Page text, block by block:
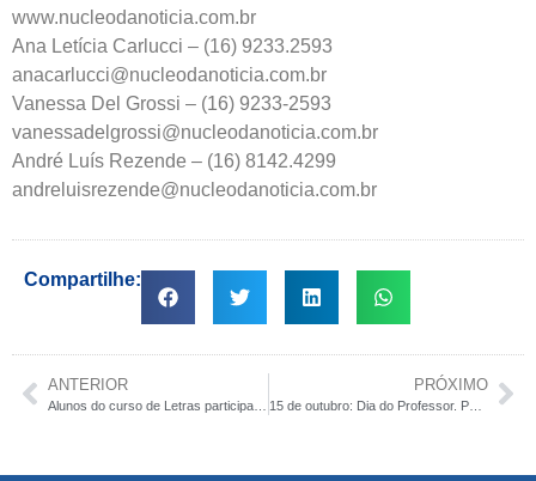
www.nucleodanoticia.com.br
Ana Letícia Carlucci – (16) 9233.2593
anacarlucci@nucleodanoticia.com.br
Vanessa Del Grossi – (16) 9233-2593
vanessadelgrossi@nucleodanoticia.com.br
André Luís Rezende – (16) 8142.4299
andreluisrezende@nucleodanoticia.com.br
Compartilhe:
ANTERIOR PRÓXIMO
15 de outubro: Dia do Professor. Parabéns!